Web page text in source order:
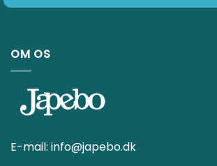
E-mail: info@japebo.dk